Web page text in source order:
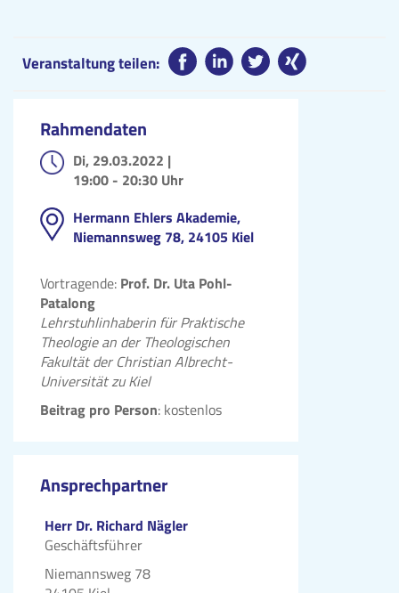
Veranstaltung teilen:
Rahmendaten
Di, 29.03.2022 |
19:00 - 20:30 Uhr
Hermann Ehlers Akademie,
Niemannsweg 78, 24105 Kiel
Vortragende: Prof. Dr. Uta Pohl-
Patalong
Lehrstuhlinhaberin für Praktische
Theologie an der Theologischen
Fakultät der Christian Albrecht-
Universität zu Kiel
Beitrag pro Person: kostenlos
Ansprechpartner
Herr Dr. Richard Nägler
Geschäftsführer
Niemannsweg 78